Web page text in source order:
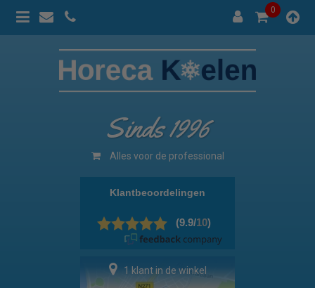
0
Sinds 1996
Alles voor de professional
1 klant in de winkel